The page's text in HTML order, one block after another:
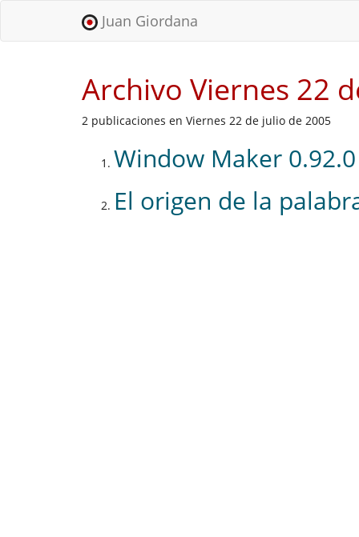
Juan Giordana
Archivo Viernes 22
2 publicaciones en Viernes 22 de julio de 2005
Window Maker
El origen de la